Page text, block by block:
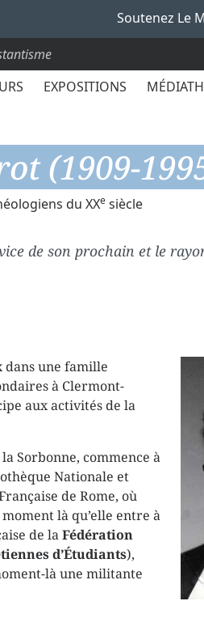
Soutenez Le
EXPOSITIONS
(1909-
du XXe siècle
de son prochain et le
dans une famille
à Clermont-
aux activités de la
Sorbonne, commence à
Nationale et
de Rome, où
moment là qu’elle entre à
de laFédération
d’Étudiants),
là une militante